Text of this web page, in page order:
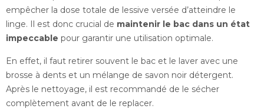
empêcher la dose totale de lessive versée d’atteindre le
linge. Il est donc crucial de maintenir le bac dans un état
impeccable pour garantir une utilisation optimale.
En effet, il faut retirer souvent le bac et le laver avec une
brosse à dents et un mélange de savon noir détergent.
Après le nettoyage, il est recommandé de le sécher
complètement avant de le replacer.